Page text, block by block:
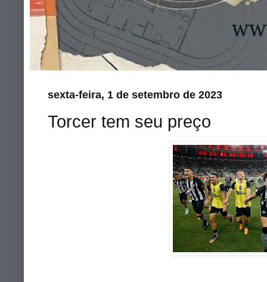
sexta-feira, 1 de setembro de 2023
Torcer tem seu preço